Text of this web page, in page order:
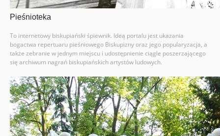
Pieśnioteka
To internetowy biskupiański śpiewnik. Ideą portalu jest ukazania
bogactwa repertuaru pieśniowego Biskupizny oraz jego popularyzacja, a
także zebranie w jednym miejscu i udostępnienie ciągle poszerzającego
się archiwum nagrań biskupiańskich artystów ludowych.